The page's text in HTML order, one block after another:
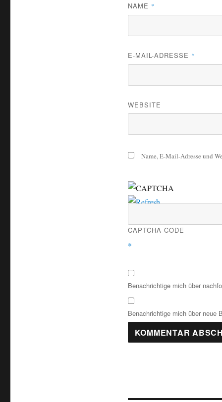
NAME *
E-MAIL-ADRESSE *
WEBSITE
Name, E-Mail-Adresse und
CAPTCHA CODE
*
Benachrichtige mich über
Benachrichtige mich über neue